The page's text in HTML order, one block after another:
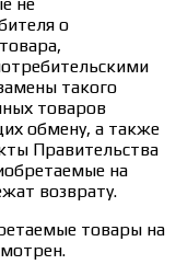
о
такого
товаров
обмену, а также
Правительства
на
возврату.
товары на